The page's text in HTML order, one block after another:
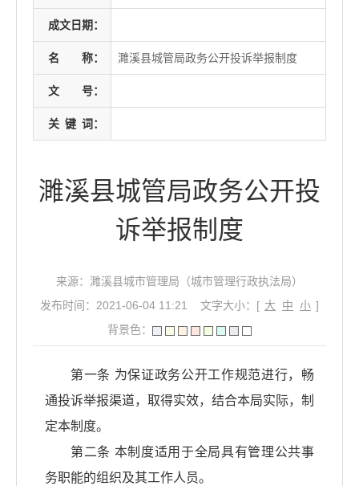
成文日期：
名 称： 濉溪县城管局政务公开投诉举报制度
文 号：
关 键 词：
濉溪县城管局政务公开投
诉举报制度
来源：濉溪县城市管理局（城市管理行政执法局）
发布时间：2021-06-04 11:21
文字大小：[ 大 中 小 ]
背景色：
第一条 为保证政务公开工作规范进行，畅
通投诉举报渠道，取得实效，结合本局实际，制
定本制度。
第二条 本制度适用于全局具有管理公共事
务职能的组织及其工作人员。